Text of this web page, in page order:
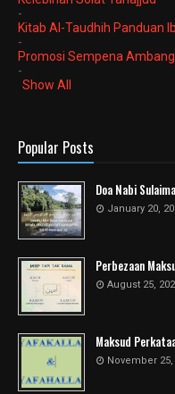
-
Kitab Al-Taudhih Panduan
-
Promosi Sempena
-
Show All
Popular Posts
Doa Nabi
January 20,
Perbezaan
August 25,
Maksud
November 25,